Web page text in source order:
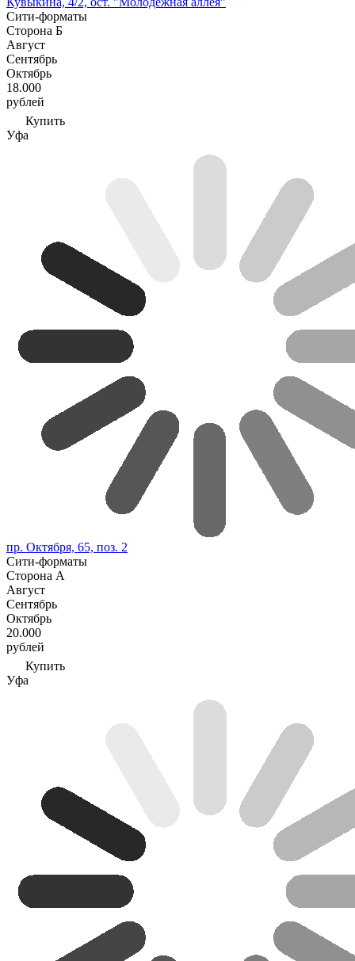
Сити-форматы
Сторона Б
Август
Сентябрь
Октябрь
18.000
рублей
Купить
Уфа
пр. Октября, 65, поз. 2
Сити-форматы
Сторона А
Август
Сентябрь
Октябрь
20.000
рублей
Купить
Уфа